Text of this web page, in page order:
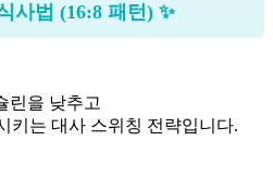
사법 (16:8 패턴) ✨
린을 낮추고
키는 대사 스위칭 전략입니다.